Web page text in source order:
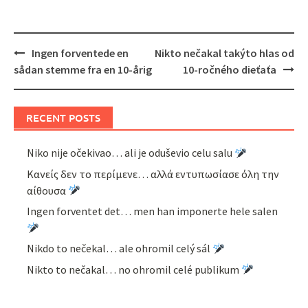
Post
navigation
Ingen forventede en
sådan stemme fra en 10-årig
Nikto nečakal takýto hlas od
10-ročného dieťaťa
RECENT POSTS
Niko nije očekivao… ali je oduševio celu salu
Κανείς δεν το περίμενε… αλλά εντυπωσίασε όλη την
αίθουσα
Ingen forventet det… men han imponerte hele salen
Nikdo to nečekal… ale ohromil celý sál
Nikto to nečakal… no ohromil celé publikum